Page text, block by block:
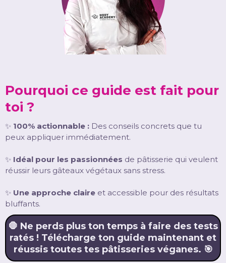
Pourquoi ce guide est fait pour
toi ?
✨ 100% actionnable : Des conseils concrets que tu
peux appliquer immédiatement.
✨ Idéal pour les passionnées de pâtisserie qui veulent
réussir leurs gâteaux végétaux sans stress.
✨ Une approche claire et accessible pour des résultats
bluffants.
🛑 Ne perds plus ton temps à faire des tests
ratés ! Télécharge ton guide maintenant et
réussis toutes tes pâtisseries véganes. 🎯